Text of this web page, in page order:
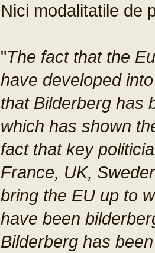
Nici modalitatile de
"The fact that the
have developed
that Bilderberg has
which has shown
fact that key
France, UK,
bring the EU up to
have been
Bilderberg has